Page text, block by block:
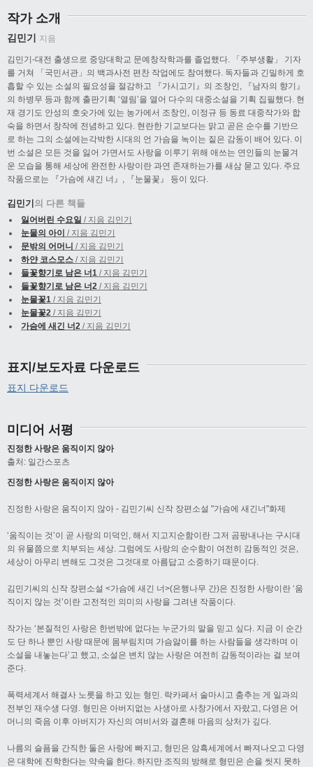
작가 소개
김민기 지음
김민기-대전 출생으로 중앙대학교 문예창작학과를 졸업했다. 「주부생활」 기자
를 거쳐 「국민서관」의 백과사전 편찬 작업에도 참여했다. 독자들과 긴밀하게 호
흡할 수 있는 소설의 필요성을 절감하고 『가시고기』의 조창인, 『남자의 향기』
의 하병무 등과 함께 출판기획 ‘열림’을 열어 다수의 대중소설을 기획 집필했다. 현
재 경기도 안성의 호숫가에 있는 농가에서 조창인, 이정규 등 동료 대중작가와 합
숙을 하면서 창작에 전념하고 있다. 현란한 기교보다는 맑고 곧은 순수를 기반으
로 하는 그의 소설에는각박한 시대의 언 가슴을 녹이는 짙은 감동이 배어 있다. 이
번 소설은 모든 것을 잃어 가면서도 사랑을 이루기 위해 애쓰는 연인들의 눈물겨
운 모습을 통해 세상에 완전한 사랑이란 과연 존재하는가를 새삼 묻고 있다. 주요
작품으로는 『가슴에 새긴 너』, 『눈물꽃』 등이 있다.
김민기 의 다른 책들
잃어버린 수요일 / 지음 김민기
눈물의 아이 / 지음 김민기
문밖의 어머니 / 지음 김민기
하얀 코스모스 / 지음 김민기
들꽃향기로 남은 너1 / 지음 김민기
들꽃향기로 남은 너2 / 지음 김민기
눈물꽃1 / 지음 김민기
눈물꽃2 / 지음 김민기
가슴에 새긴 너2 / 지음 김민기
표지/보도자료 다운로드
표지 다운로드
미디어 서평
진정한 사랑은 움직이지 않아
출처: 일간스포츠
진정한 사랑은 움직이지 않아
진정한 사랑은 움직이지 않아 - 김민기씨 신작 장편소설 "가슴에 새긴너"화제
‘움직이는 것’이 곧 사랑의 미덕인, 해서 지고지순함이란 그저 곰팡내나는 구시대
의 유물쯤으로 치부되는 세상. 그럼에도 사랑의 순수함이 여전히 감동적인 것은,
세상이 아무리 변해도 그것은 그것대로 아름답고 소중하기 때문이다.
김민기씨의 신작 장편소설 <가슴에 새긴 너>(은행나무 간)은 진정한 사랑이란 ‘움
직이지 않는 것’이란 고전적인 의미의 사랑을 그려낸 작품이다.
작가는 ‘본질적인 사랑은 한번밖에 없다는 누군가의 말을 믿고 싶다. 지금 이 순간
도 단 하나 뿐인 사랑 때문에 몸부림치며 가슴앓이를 하는 사람들을 생각하며 이
소설을 내놓는다’고 했고, 소설은 변치 않는 사랑은 여전히 감동적이라는 걸 보여
준다.
폭력세계서 해결사 노릇을 하고 있는 형민. 락카페서 술마시고 춤추는 게 일과의
전부인 재수생 다영. 형민은 아버지없는 사생아로 사창가에서 자랐고, 다영은 어
머니의 죽음 이후 아버지가 자신의 여비서와 결혼해 마음의 상처가 깊다.
나름의 슬픔을 간직한 둘은 사랑에 빠지고, 형민은 암흑세계에서 빠져나오고 다영
은 대학에 진학한다는 약속을 한다. 하지만 조직의 방해로 형민은 손을 씻지 못하